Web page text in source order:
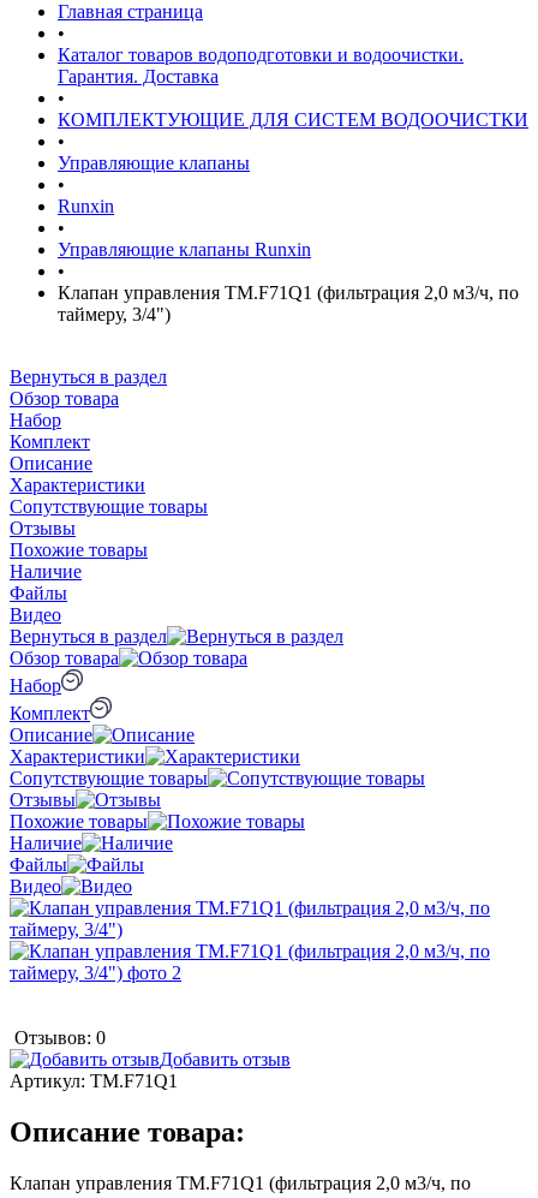
Главная страница
•
Каталог товаров водоподготовки и водоочистки.
Гарантия. Доставка
•
КОМПЛЕКТУЮЩИЕ ДЛЯ СИСТЕМ ВОДООЧИСТКИ
•
Управляющие клапаны
•
Runxin
•
Управляющие клапаны Runxin
•
Клапан управления TM.F71Q1 (фильтрация 2,0 м3/ч, по
таймеру, 3/4")
Вернуться в раздел
Обзор товара
Набор
Комплект
Описание
Характеристики
Сопутствующие товары
Отзывы
Похожие товары
Наличие
Файлы
Видео
Вернуться в раздел
Обзор товара
Набор
Комплект
Описание
Характеристики
Сопутствующие товары
Отзывы
Похожие товары
Наличие
Файлы
Видео
Отзывов: 0
Добавить отзыв
Артикул: TM.F71Q1
Описание товара:
Клапан управления TM.F71Q1 (фильтрация 2,0 м3/ч, по